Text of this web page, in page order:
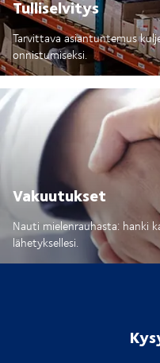
Tulliselvitys
Tarvittava asiantuntemus
onnistumiseksi.
Vakuutukset
Nauti mielenrauhasta: hanki
lähetyksellesi.